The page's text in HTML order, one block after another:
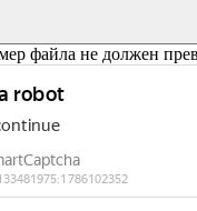
файла не должен